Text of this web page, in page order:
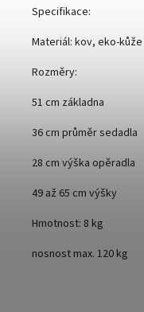
Specifikace:
Materiál: kov, eko-kůže
Rozměry:
51 cm základna
36 cm průměr sedadla
28 cm výška opěradla
49 až 65 cm výšky
Hmotnost: 8 kg
nosnost max. 120 kg